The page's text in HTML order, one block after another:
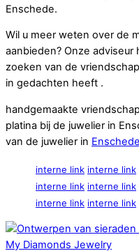
Enschede.
Wil u meer weten over de
aanbieden? Onze
zoeken van de
in gedachten heeft .
handgemaakte
platina bij de juwelier in
van de juwelier in Enschede
interne link interne link
interne link interne link
interne link interne link